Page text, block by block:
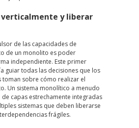
verticalmente y liberar
de las capacidades de
de un monolito es poder
independiente. Este primer
guiar todas las decisiones que los
sobre cómo realizar el
Un sistema monolítico a menudo
capas estrechamente integradas
sistemas que deben liberarse
frágiles.